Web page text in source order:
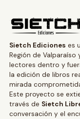
Sietch Ediciones es
Región de
lectores dentro y
la edición de libros
mirada
Este proyecto se
través de Sietch
conversación y el